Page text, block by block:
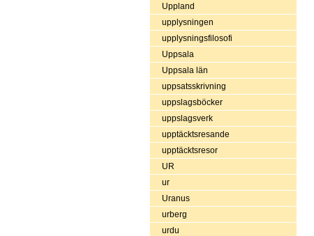
Uppland
upplysningen
upplysningsfilosofi
Uppsala
Uppsala län
uppsatsskrivning
uppslagsböcker
uppslagsverk
upptäcktsresande
upptäcktsresor
UR
ur
Uranus
urberg
urdu